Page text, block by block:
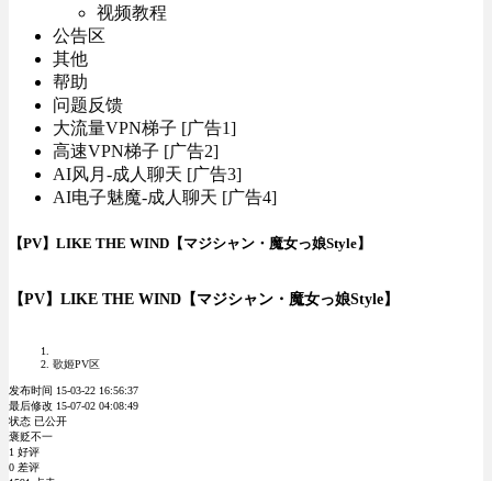
视频教程
公告区
其他
帮助
问题反馈
大流量VPN梯子 [广告1]
高速VPN梯子 [广告2]
AI风月-成人聊天 [广告3]
AI电子魅魔-成人聊天 [广告4]
【PV】LIKE THE WIND【マジシャン・魔女っ娘Style】
【PV】LIKE THE WIND【マジシャン・魔女っ娘Style】
歌姬PV区
发布时间 15-03-22 16:56:37
最后修改 15-07-02 04:08:49
状态 已公开
褒贬不一
1 好评
0 差评